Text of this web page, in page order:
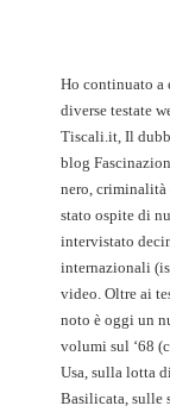
Ho continuato a
diverse testate
Tiscali.it, Il
blog
nero, criminalità
stato ospite di
intervistato
internazionali
video. Oltre ai
noto è oggi un
volumi sul ‘68
Usa, sulla lotta
Basilicata, sulle